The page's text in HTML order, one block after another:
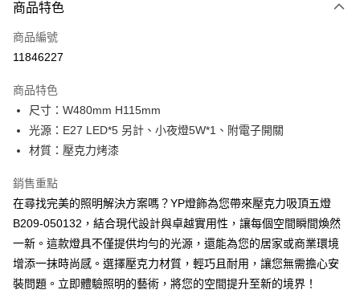
信用卡一次付款
LINE Pay
街口支付
悠遊付
全盈+PAY
AFTEE先享後付
相關說明
【關於「AFTEE先享後付」】
AFTEE先享後付是「在收到商品之後才付款」的支付方式。 讓您購物簡單
便利好安心！
商品特色
商品編號
11846227
商品特色
尺寸：W480mm H115mm
光源：E27 LED*5 另計、小夜燈5W*1、附電子開關
材質：壓克力烤漆
銷售重點
在尋找完美的照明解決方案嗎？YP燈飾為您帶來壓克力吸頂五燈
B209-050132，結合現代設計與卓越實用性，讓每個空間瞬間煥然
一新。這款燈具不僅提供均勻的光源，還能為您的居家或商業環境
增添一抹時尚感。選擇壓克力材質，輕巧且耐用，讓您無需擔心安
裝問題。立即體驗照明的藝術，將您的空間提升至新的境界！